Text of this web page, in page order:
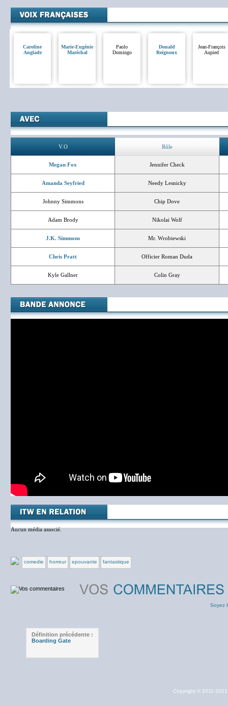
Caroline
Anglade
Marie-Eugénie
Maréchal
Paolo
Domingo
Donald
Reignoux
Jean-François
Aupied
V.O Rôle
Megan Fox Jennifer Check
Amanda Seyfried Needy Lesnicky
Johnny Simmons Chip Dove
Adam Brody Nikolai Wolf
J.K. Simmons Mr. Wrobiewski
Chris Pratt Officier Roman Duda
Kyle Gallner Colin Gray
Aucun média associé.
comedie horreur epouvante fantastique
Soyez
Définition précédente :
Boarding Gate
Copyright © 2011-